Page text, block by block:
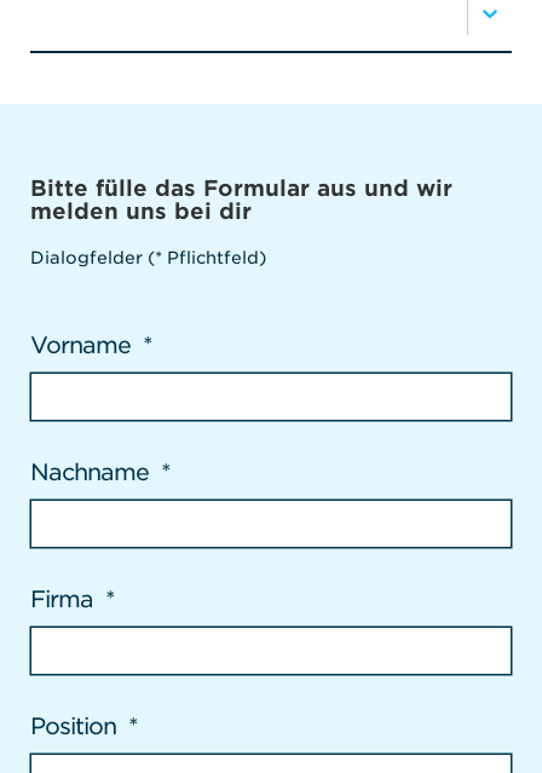
Bitte fülle das Formular aus und wir
melden uns bei dir
Dialogfelder (* Pflichtfeld)
Vorname *
Nachname *
Firma *
Position *